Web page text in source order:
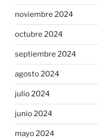
noviembre 2024
octubre 2024
septiembre 2024
agosto 2024
julio 2024
junio 2024
mayo 2024